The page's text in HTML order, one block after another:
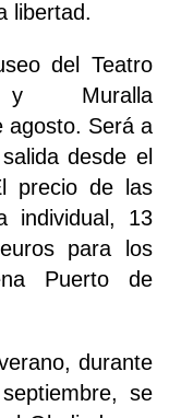
libertad.
del Teatro
y Muralla
agosto. Será a
desde el
precio de las
individual, 13
para los
Puerto de
durante
se